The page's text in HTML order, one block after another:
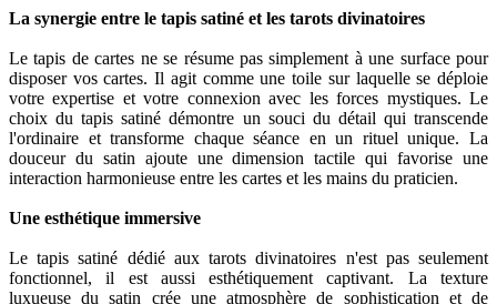
La synergie entre le tapis satiné et les tarots divinatoires
Le tapis de cartes ne se résume pas simplement à une surface pour
disposer vos cartes. Il agit comme une toile sur laquelle se déploie
votre expertise et votre connexion avec les forces mystiques. Le
choix du tapis satiné démontre un souci du détail qui transcende
l'ordinaire et transforme chaque séance en un rituel unique. La
douceur du satin ajoute une dimension tactile qui favorise une
interaction harmonieuse entre les cartes et les mains du praticien.
Une esthétique immersive
Le tapis satiné dédié aux tarots divinatoires n'est pas seulement
fonctionnel, il est aussi esthétiquement captivant. La texture
luxueuse du satin crée une atmosphère de sophistication et de